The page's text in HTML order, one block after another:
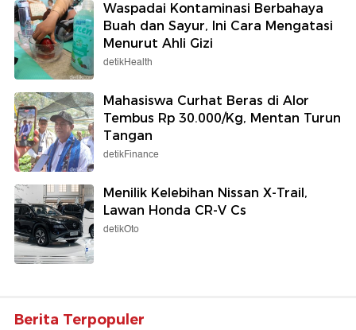
Waspadai Kontaminasi Berbahaya
Buah dan Sayur, Ini Cara Mengatasi
Menurut Ahli Gizi
detikHealth
Mahasiswa Curhat Beras di Alor
Tembus Rp 30.000/Kg, Mentan Turun
Tangan
detikFinance
Menilik Kelebihan Nissan X-Trail,
Lawan Honda CR-V Cs
detikOto
Berita Terpopuler